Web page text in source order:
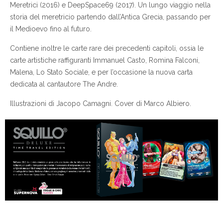
Meretrici (2016) e DeepSpace69 (2017). Un lungo viaggio nella
storia del meretricio partendo dall’Antica Grecia, passando per
il Medioevo fino al futuro.
Contiene inoltre le carte rare dei precedenti capitoli, ossia le
carte artistiche raffiguranti Immanuel Casto, Romina Falconi,
Malena, Lo Stato Sociale, e per l’occasione la nuova carta
dedicata al cantautore The Andre.
Illustrazioni di Jacopo Camagni. Cover di Marco Albiero.